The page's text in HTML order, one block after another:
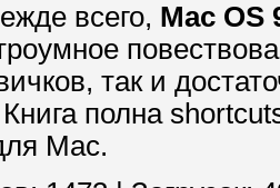
всего, Mac OS
так и
полна
Mac.